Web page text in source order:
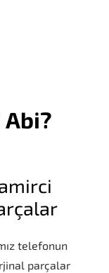
Abi?
telefonun
parçalar